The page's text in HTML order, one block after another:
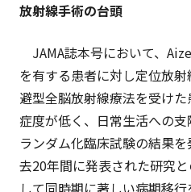
放射線手術の台頭
JAMA誌本号において、
を有する患者に対し定位放
避型全脳放射線療法を受け
症度が低く、日常生活への
ランダム化臨床試験の結果
去20年間に発表された研究